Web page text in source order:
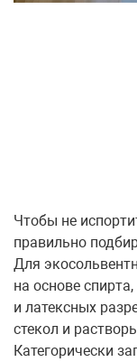
Чтобы не
правильно
Для
на основе
и латексных
стекол и
Категорически